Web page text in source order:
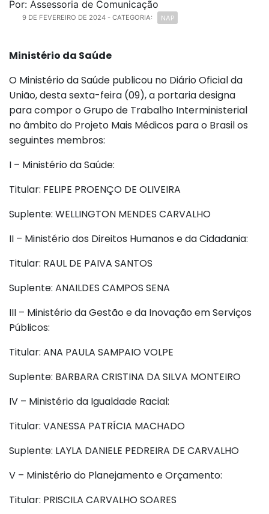
Por: Assessoria de Comunicação
9 DE FEVEREIRO DE 2024 - CATEGORIA: NAP
Ministério da Saúde
O Ministério da Saúde publicou no Diário Oficial da
União, desta sexta-feira (09), a portaria designa
para compor o Grupo de Trabalho Interministerial
no âmbito do Projeto Mais Médicos para o Brasil os
seguintes membros:
I – Ministério da Saúde:
Titular: FELIPE PROENÇO DE OLIVEIRA
Suplente: WELLINGTON MENDES CARVALHO
II – Ministério dos Direitos Humanos e da Cidadania:
Titular: RAUL DE PAIVA SANTOS
Suplente: ANAILDES CAMPOS SENA
III – Ministério da Gestão e da Inovação em Serviços
Públicos:
Titular: ANA PAULA SAMPAIO VOLPE
Suplente: BARBARA CRISTINA DA SILVA MONTEIRO
IV – Ministério da Igualdade Racial:
Titular: VANESSA PATRÍCIA MACHADO
Suplente: LAYLA DANIELE PEDREIRA DE CARVALHO
V – Ministério do Planejamento e Orçamento:
Titular: PRISCILA CARVALHO SOARES